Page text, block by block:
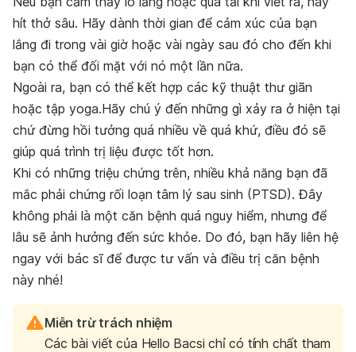
hít thở sâu. Hãy dành thời gian để cảm xúc của bạn
lắng đi trong vài giờ hoặc vài ngày sau đó cho đến khi
bạn có thể đối mặt với nó một lần nữa.
Ngoài ra, bạn có thể kết hợp các kỹ thuật thư giãn
hoặc tập yoga.Hãy chú ý đến những gì xảy ra ở hiện tại
chứ đừng hồi tưởng quá nhiều về quá khứ, điều đó sẽ
giúp quá trình trị liệu được tốt hơn.
Khi có những triệu chứng trên, nhiều khả năng bạn đã
mắc phải chứng rối loạn tâm lý sau sinh (PTSD). Đây
không phải là một căn bệnh quá nguy hiểm, nhưng để
lâu sẽ ảnh hưởng đến sức khỏe. Do đó, bạn hãy liên hệ
ngay với bác sĩ để được tư vấn và điều trị căn bệnh
này nhé!
Miễn trừ trách nhiệm
Các bài viết của Hello Bacsi chỉ có tính chất tham